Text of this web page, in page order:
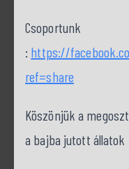
Csoportunk
: https://
ref=share
Köszönjük a
a bajba jutott állatok